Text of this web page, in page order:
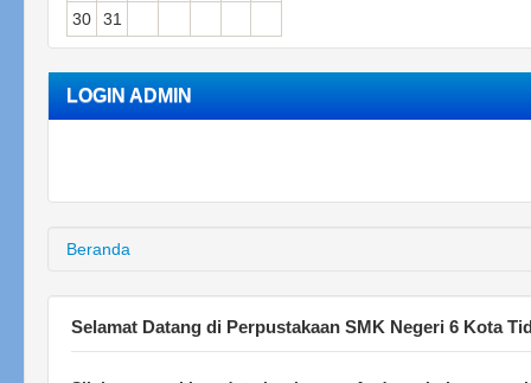
30
31
LOGIN ADMIN
Beranda
Selamat Datang di Perpustakaan SMK Negeri 6 Kota